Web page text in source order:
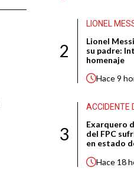
2
LIONEL
Lionel
su padre:
homenaje
Hace9
3
ACCIDENTE
Exarquero
del FPC
en estado
Hace 18